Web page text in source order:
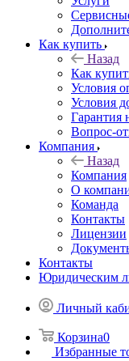
Как купить
Назад
Как
Условия
Условия
Гарантия
Вопрос-
Компания
Назад
Компания
О
Команда
Контакты
Лицензии
Контакты
Юридическим
Личный
Корзина0
Избранные